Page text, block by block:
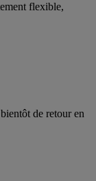
flexible,
de retour en